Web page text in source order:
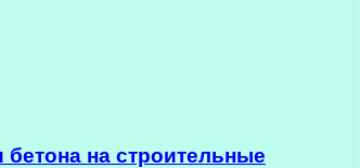
на строительные